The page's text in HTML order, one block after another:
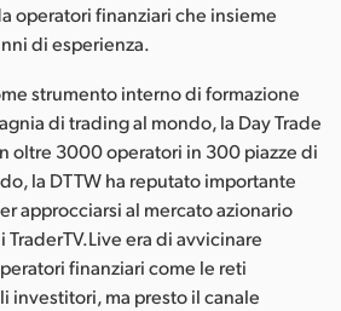
operatori finanziari che insieme
di esperienza.
strumento interno di formazione
di trading al mondo, la Day Trade
oltre 3000 operatori in 300 piazze di
la DTTW ha reputato importante
approcciarsi al mercato azionario
era di avvicinare
finanziari come le reti
investitori, ma presto il canale